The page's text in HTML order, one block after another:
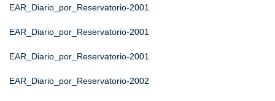
EAR_Diario_por_Reservatorio-2001
EAR_Diario_por_Reservatorio-2001
EAR_Diario_por_Reservatorio-2001
EAR_Diario_por_Reservatorio-2002